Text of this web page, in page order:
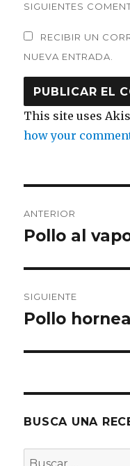
SIGUIENTES
RECIBIR UN
NUEVA ENTRADA.
This site uses
how your
de
ANTERIOR
Entrada
Pollo al
SIGUIENTE
Entrada
Pollo
BUSCA UNA
Buscar